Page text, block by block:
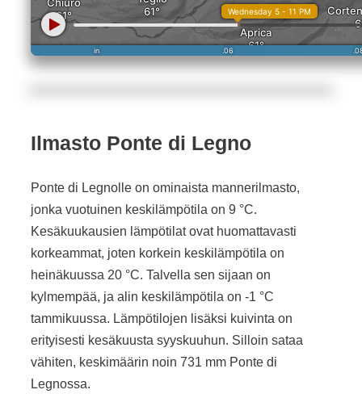
Ilmasto Ponte di Legno
Ponte di Legnolle on ominaista mannerilmasto,
jonka vuotuinen keskilämpötila on 9 °C.
Kesäkuukausien lämpötilat ovat huomattavasti
korkeammat, joten korkein keskilämpötila on
heinäkuussa 20 °C. Talvella sen sijaan on
kylmempää, ja alin keskilämpötila on -1 °C
tammikuussa. Lämpötilojen lisäksi kuivinta on
erityisesti kesäkuusta syyskuuhun. Silloin sataa
vähiten, keskimäärin noin 731 mm Ponte di
Legnossa.